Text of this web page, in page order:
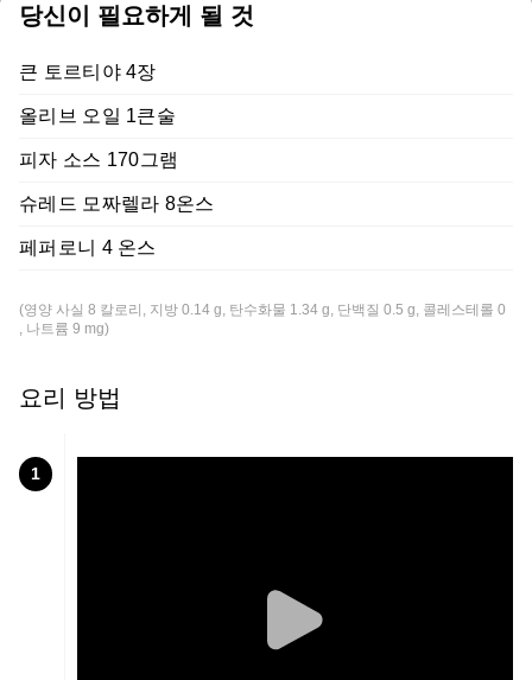
당신이 필요하게 될 것
큰 토르티야 4장
올리브 오일 1큰술
피자 소스 170그램
슈레드 모짜렐라 8온스
페퍼로니 4 온스
(영양 사실 8 칼로리, 지방 0.14 g, 탄수화물 1.34 g, 단백질 0.5 g, 콜레스테롤 0
, 나트륨 9 mg)
요리 방법
1